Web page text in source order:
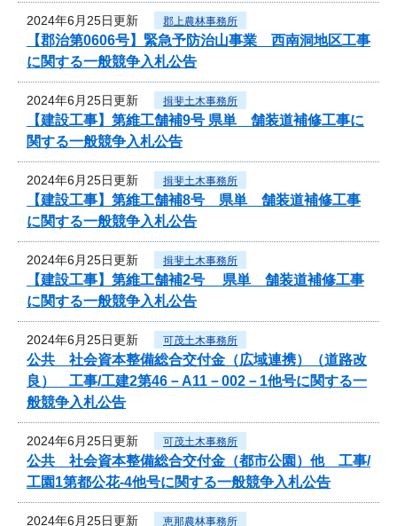
2024年6月25日更新 郡上農林事務所
【郡治第0606号】緊急予防治山事業 西南洞地区工事
に関する一般競争入札公告
2024年6月25日更新 揖斐土木事務所
【建設工事】第維工舗補9号 県単 舗装道補修工事に
関する一般競争入札公告
2024年6月25日更新 揖斐土木事務所
【建設工事】第維工舗補8号 県単 舗装道補修工事
に関する一般競争入札公告
2024年6月25日更新 揖斐土木事務所
【建設工事】第維工舗補2号 県単 舗装道補修工事
に関する一般競争入札公告
2024年6月25日更新 可茂土木事務所
公共 社会資本整備総合交付金（広域連携）（道路改
良） 工事/工建2第46－A11－002－1他号に関する一
般競争入札公告
2024年6月25日更新 可茂土木事務所
公共 社会資本整備総合交付金（都市公園）他 工事/
工園1第都公花-4他号に関する一般競争入札公告
2024年6月25日更新 恵那農林事務所